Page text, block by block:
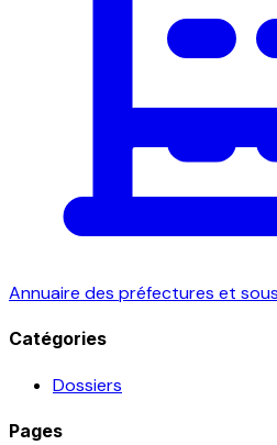
Annuaire des préfectures et
Catégories
Dossiers
Pages